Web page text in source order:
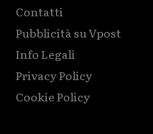
Contatti
Pubblicità su Vpost
Info Legali
Privacy Policy
Cookie Policy